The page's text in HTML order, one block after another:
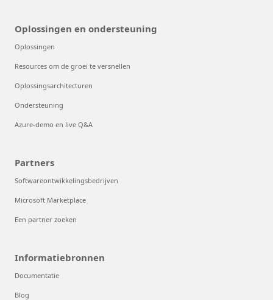
Oplossingen en ondersteuning
Oplossingen
Resources om de groei te versnellen
Oplossingsarchitecturen
Ondersteuning
Azure-demo en live Q&A
Partners
Softwareontwikkelingsbedrijven
Microsoft Marketplace
Een partner zoeken
Informatiebronnen
Documentatie
Blog